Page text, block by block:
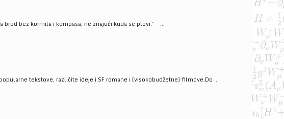
bez kormila i kompasa, ne znajući kuda se plovi.” - ...
tekstove, različite ideje i SF romane i (visokobudžetne) filmove.Do ...